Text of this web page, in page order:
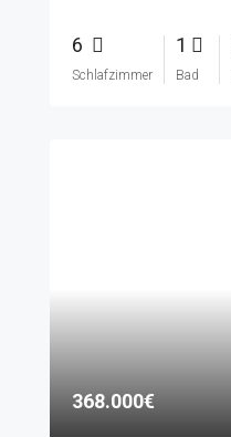
6
Schlafzimmer
1
Bad
368.000€